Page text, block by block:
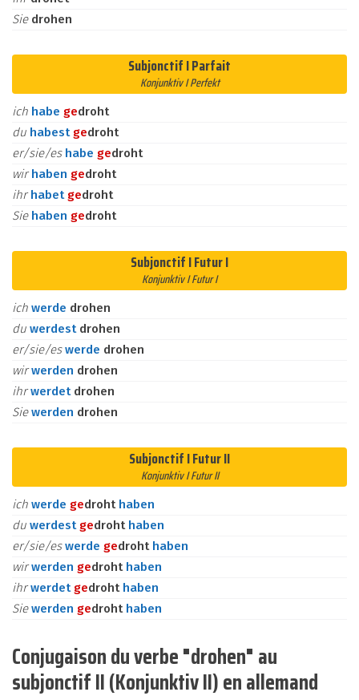
Sie drohen
Subjonctif I Parfait
Konjunktiv I Perfekt
ich habe gedroht
du habest gedroht
er/sie/es habe gedroht
wirhaben gedroht
ihrhabet gedroht
Sie haben gedroht
Subjonctif I Futur I
Konjunktiv I Futur I
ich werde drohen
du werdest drohen
er/sie/eswerde drohen
wirwerden drohen
ihrwerdet drohen
Siewerden drohen
Subjonctif I Futur II
Konjunktiv I Futur II
ich werde gedroht haben
du werdest gedroht haben
er/sie/eswerde gedroht haben
wirwerden gedroht haben
ihrwerdet gedroht haben
Siewerden gedroht haben
Conjugaison du verbe "drohen" au
subjonctif II (Konjunktiv II) en allemand